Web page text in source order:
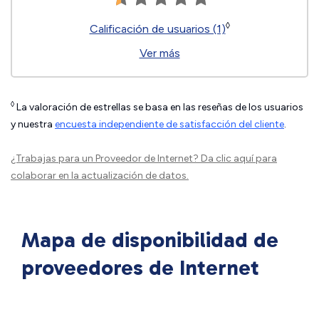
Calificación de usuarios (1)◊
Ver más
◊ La valoración de estrellas se basa en las reseñas de los usuarios
y nuestra encuesta independiente de satisfacción del cliente.
¿Trabajas para un Proveedor de Internet? Da clic aquípara
colaborar en la actualización de datos.
Mapa de disponibilidad de
proveedores de Internet